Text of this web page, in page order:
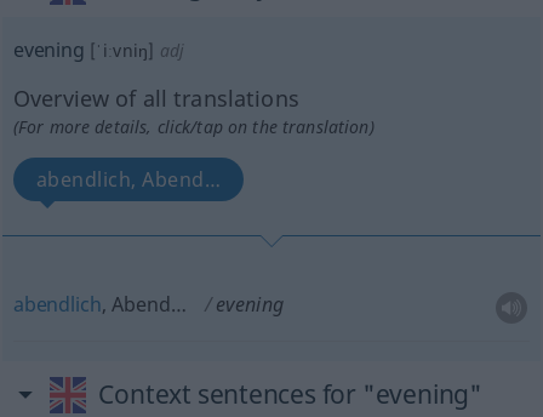
evening [ˈiːvniŋ] adj
Overview of all translations
(For more details, click/tap on the translation)
abendlich, Abend…
abendlich, Abend… evening
Context sentences for "evening"